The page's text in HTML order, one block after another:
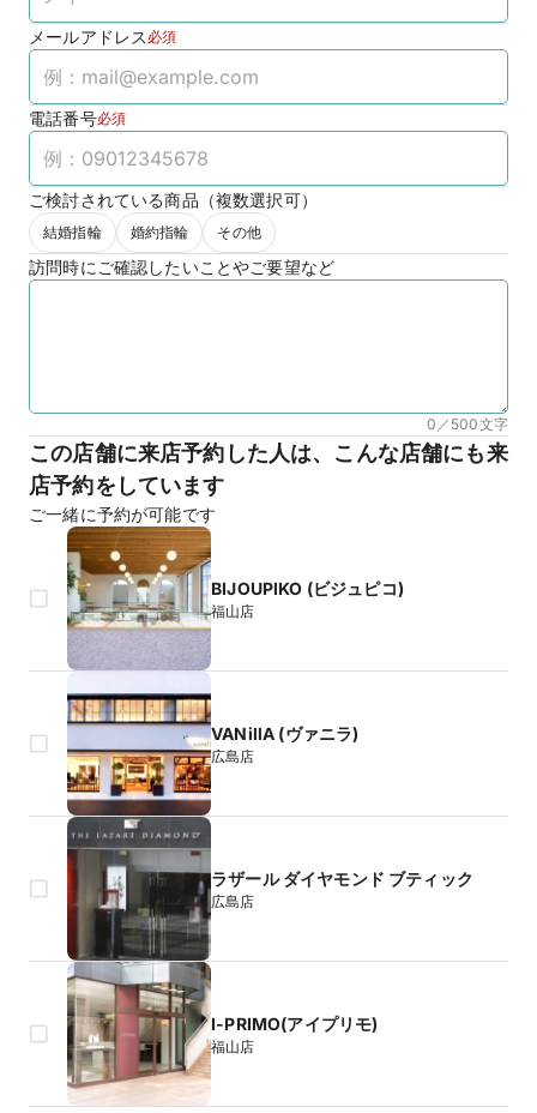
メールアドレス 必須
電話番号必須
ご検討されている商品（複数選択可）
結婚指輪 婚約指輪 その他
訪問時にご確認したいことやご要望など
0／500文字
この店舗に来店予約した人は、こんな店舗にも来
店予約をしています
ご一緒に予約が可能です
BIJOUPIKO (ビジュピコ)
福山店
VANillA (ヴァニラ)
広島店
ラザール ダイヤモンド ブティック
広島店
I-PRIMO(アイプリモ)
福山店